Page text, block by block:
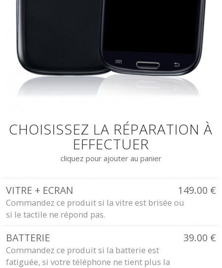
CHOISISSEZ LA RÉPARATION À
EFFECTUER
cliquez pour ajouter au panier
VITRE + ECRAN 149.00 €
Commandez ce produit si la vitre est brisée ou
si le tactile ne répond pas.
BATTERIE 39.00 €
Commandez ce produit si la batterie est
fatiguée, si votre téléphone ne tient plus la